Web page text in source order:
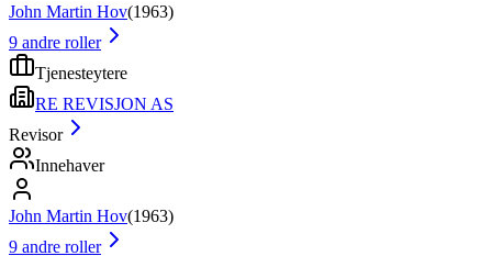
John Martin Hov(1963)
9 andre roller
Tjenesteytere
RE REVISJON AS
Revisor
Innehaver
John Martin Hov(1963)
9 andre roller